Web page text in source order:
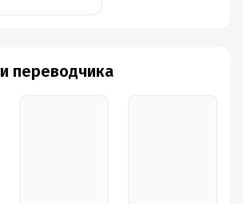
переводчика